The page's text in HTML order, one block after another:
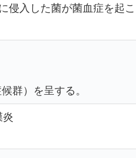
侵入した菌が菌血症を起
群）を呈する。